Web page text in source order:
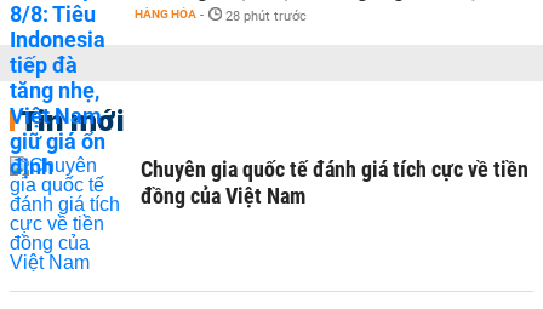
HÀNG HÓA - 28 phút trước
Tin mới
Chuyên gia quốc tế đánh giá tích cực về tiền
đồng của Việt Nam